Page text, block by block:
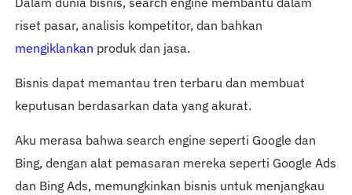
riset pasar, analisis kompetitor, dan bahkan
mengiklankan produk dan jasa.
Bisnis dapat memantau tren terbaru dan membuat
keputusan berdasarkan data yang akurat.
Aku merasa bahwa search engine seperti Google dan
Bing, dengan alat pemasaran mereka seperti Google Ads
dan Bing Ads, memungkinkan bisnis untuk menjangkau